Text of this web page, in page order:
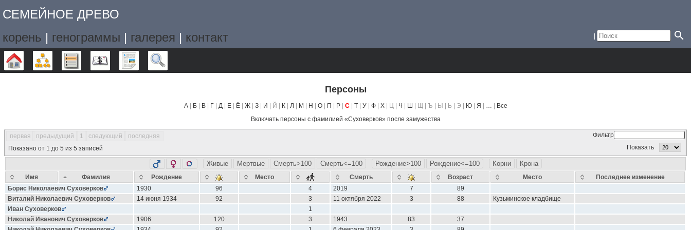
СЕМЕЙНОЕ ДРЕВО
корень | генограммы | галерея | контакт
Дерево Графики Списки Календарь Отчёты
Персоны
А| Б| В| Г| Д| Е| Ё| Ж| З| И | Й | К| Л М Н О| П Р| С| Т| У| Ф| Х| Ц | Ч Ш | Щ | Ъ | Ы | Ь | Э | Ю| Я …
Все
Включать персоны с фамилией «Суховерков» после замужества
первая предыдущий 1 следующий последняя
Фильтр
Показано от 1 до 5 из 5 записей
Показать
Живые Мертвые Смерть>100 Смерть<=100 Рождение>100 Рождение<=100 Корни Крона
Имя Фамилия Рождение Место Смерть Возраст Место Последнее изменение
Борис Николаевич Суховерков 1930 96 4 2019 7
89
Виталий Николаевич Суховерков 14 июня 1934 92 3 11 октября 2022 3 88
Кузьминское кладбище
Иван Суховерков
1
Николай Иванович Суховерков 1906 120 3 1943 83
37